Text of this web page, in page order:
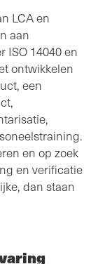
LCA en
aan
ISO 14040 en
ontwikkelen
een
en op zoek
en verificatie
dan staan